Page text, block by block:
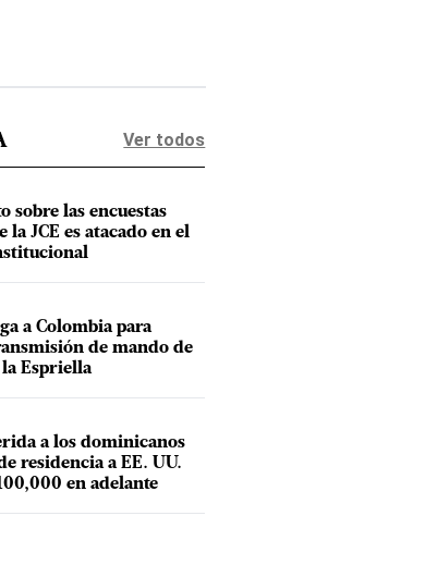
Ver todos
sobre las encuestas
la JCE es atacado en el
a Colombia para
de mando de
Espriella
a los dominicanos
residencia a EE. UU.
en adelante